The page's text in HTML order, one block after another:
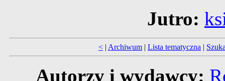
Jutro:
< | Archiwum | Lista tematyczna |
Autorzy i wydawcy: